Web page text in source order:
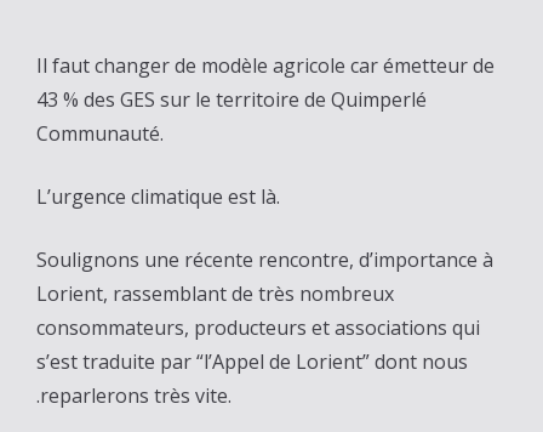
Il faut changer de modèle agricole car émetteur de
43 % des GES sur le territoire de Quimperlé
Communauté.
L’urgence climatique est là.
Soulignons une récente rencontre, d’importance à
Lorient, rassemblant de très nombreux
consommateurs, producteurs et associations qui
s’est traduite par “l’Appel de Lorient” dont nous
.reparlerons très vite.